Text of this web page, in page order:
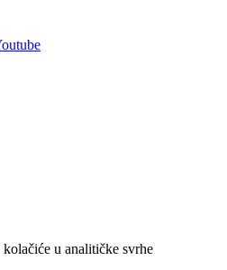
u analitičke svrhe